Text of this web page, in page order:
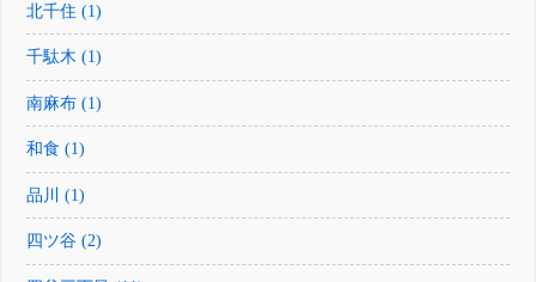
北千住 (1)
千駄木 (1)
南麻布 (1)
和食 (1)
品川 (1)
四ツ谷 (2)